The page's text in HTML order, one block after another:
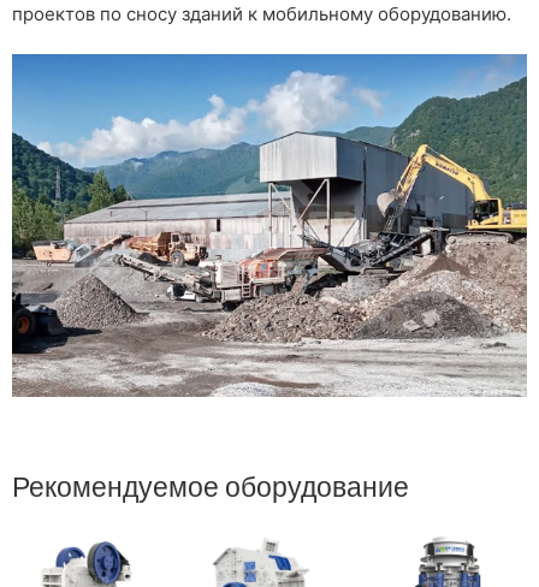
проектов по сносу зданий к мобильному оборудованию.
Рекомендуемое оборудование